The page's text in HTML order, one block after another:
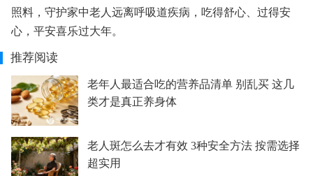
照料，守护家中老人远离呼吸道疾病，吃得舒心、过得安
心，平安喜乐过大年。
推荐阅读
老年人最适合吃的营养品清单 别乱买 这几
类才是真正养身体
老人斑怎么去才有效 3种安全方法 按需选择
超实用